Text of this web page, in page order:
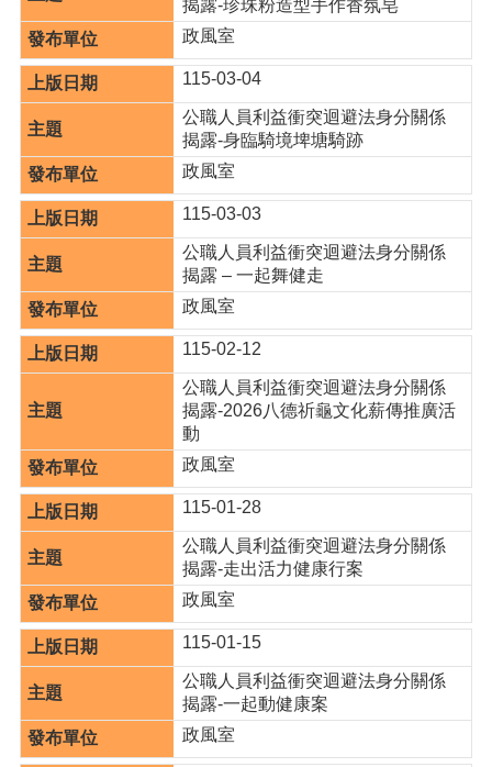
隱
私
權
政
策
政
府
網
站
資
料
開
宣
站
安
全
政
策
揭露-珍珠粉造型手作香氛皂
政風室
115-03-04
公職人員利益衝突迴避法身分關係
揭露-身臨騎境埤塘騎跡
政風室
115-03-03
公職人員利益衝突迴避法身分關係
揭露 – 一起舞健走
政風室
115-02-12
公職人員利益衝突迴避法身分關係
揭露-2026八德祈龜文化薪傳推廣活
動
政風室
115-01-28
公職人員利益衝突迴避法身分關係
揭露-走出活力健康行案
政風室
115-01-15
公職人員利益衝突迴避法身分關係
揭露-一起動健康案
政風室